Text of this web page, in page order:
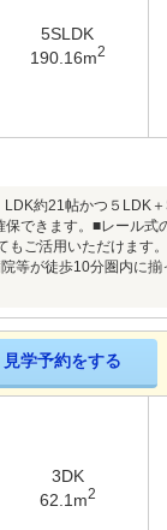
5SLDK
190.16m2
約21帖かつ５LDK
できます。■レール式
ご活用いただけます
等が徒歩10分圏内に
見学予約をする
3DK
62.1m2